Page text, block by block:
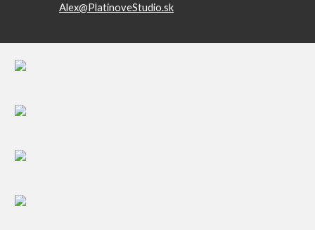
Alex@PlatinoveStudio.sk